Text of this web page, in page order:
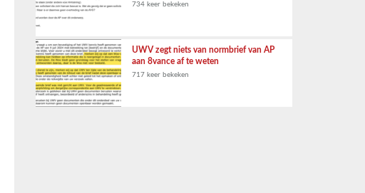
734 keer bekeken
UWV zegt niets van normbrief van AP
aan 8vance af te weten
717 keer bekeken